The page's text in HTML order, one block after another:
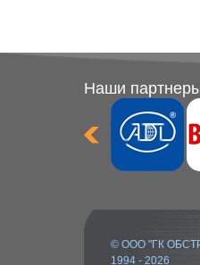
Наши
© ООО "ГК
1994 - 2026